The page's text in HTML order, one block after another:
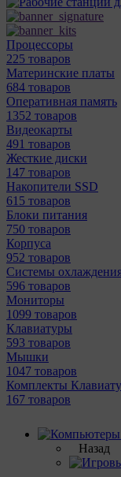
Процессоры
225 товаров
Материнcкие платы
684 товаров
Оперативная память
1352 товаров
Видеокарты
491 товаров
Жесткие диски
147 товаров
Накопители SSD
615 товаров
Блоки питания
750 товаров
Корпуса
952 товаров
Системы
596 товаров
Мониторы
1099 товаров
Клавиатуры
593 товаров
Мышки
1047 товаров
Комплекты
167 товаров
Назад